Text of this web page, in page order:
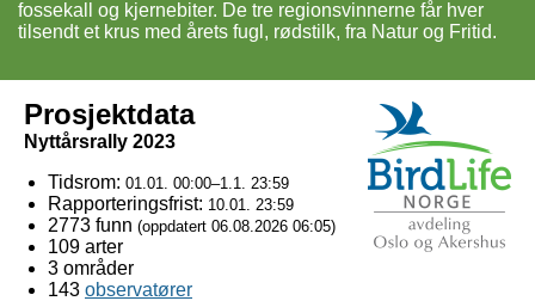
fossekall og kjernebiter. De tre regionsvinnerne får hver
tilsendt et krus med årets fugl, rødstilk, fra Natur og Fritid.
Prosjektdata
Nyttårsrally 2023
Tidsrom: 01.01. 00:00–1.1. 23:59
Rapporteringsfrist: 10.01. 23:59
2773 funn (oppdatert 06.08.2026 06:05)
109 arter
3 områder
143 observatører